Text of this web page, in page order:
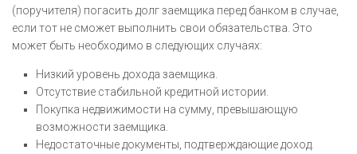
(поручителя) погасить долг заемщика перед банком в случае,
если тот не сможет выполнить свои обязательства. Это
может быть необходимо в следующих случаях:
Низкий уровень дохода заемщика.
Отсутствие стабильной кредитной истории.
Покупка недвижимости на сумму, превышающую
возможности заемщика.
Недостаточные документы, подтверждающие доход.